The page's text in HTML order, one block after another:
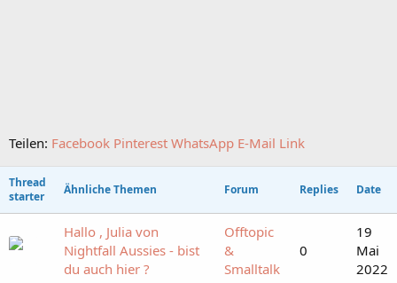
Teilen: Facebook Pinterest WhatsApp E-Mail Link
Thread
starter
Ähnliche Themen Forum Replies Date
Hallo , Julia von
Nightfall Aussies - bist
du auch hier ?
Offtopic
&
Smalltalk
0
19
Mai
2022